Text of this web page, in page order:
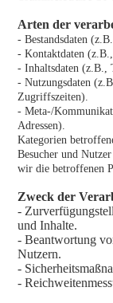
Arten der
- Bestandsdaten
- Kontaktdaten
- Inhaltsdaten (z.B.,
- Nutzungsdaten
Zugriffszeiten).
- Meta-/
Adressen).
Kategorien
Besucher und
wir die betroffenen
Zweck der
-
und Inhalte.
- Beantwortung
Nutzern.
-
-